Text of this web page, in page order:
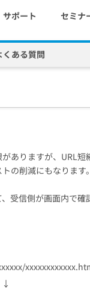
メールリレ
認証サ
サポート セミナ
くある質問
ありますが、URL
の削減にもなります。
受信側が画面内で
↓